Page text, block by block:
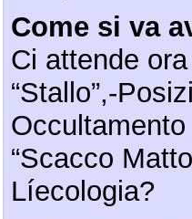
Come si va
Ci attende
“Stallo”,-
“Scacco
Líecologia?